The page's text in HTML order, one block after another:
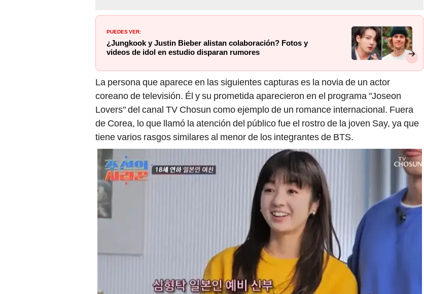
PUEDES VER:
¿Jungkook y Justin Bieber alistan colaboración? Fotos y
videos de idol en estudio disparan rumores
La persona que aparece en las siguientes capturas es la novia de un actor
coreano de televisión. Él y su prometida aparecieron en el programa "Joseon
Lovers" del canal TV Chosun como ejemplo de un romance internacional. Fuera
de Corea, lo que llamó la atención del público fue el rostro de la joven Say, ya que
tiene varios rasgos similares al menor de los integrantes de BTS.